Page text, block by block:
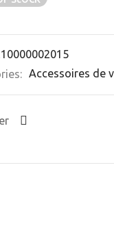
Accessoires de